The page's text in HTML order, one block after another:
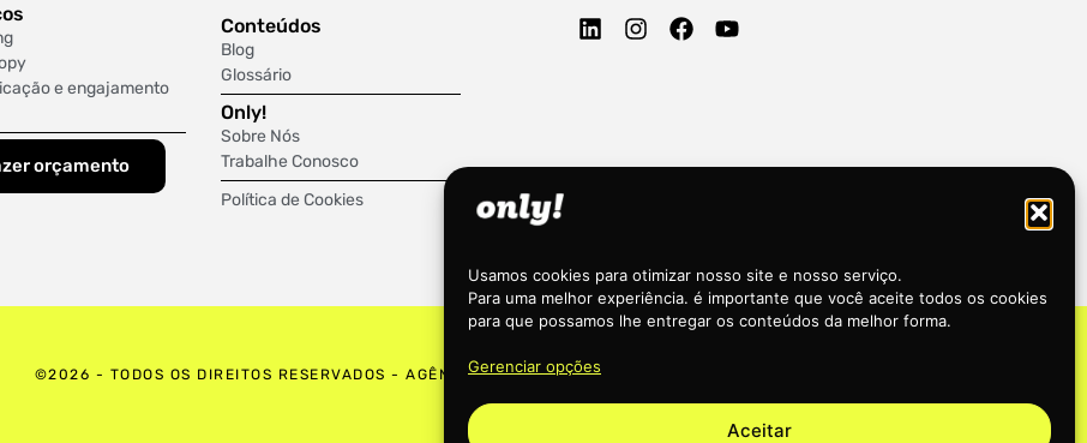
Usamos cookies para otimizar nosso site e nosso serviço.
Para uma melhor experiência. é importante que você aceite todos os cookies
para que possamos lhe entregar os conteúdos da melhor forma.
Gerenciar opções
Aceitar
e engajamento
orçamento
Conteúdos
Blog
Glossário
Only!
Sobre Nós
Trabalhe Conosco
Política de Cookies
©2026 - TODOS OS DIREITOS RESERVADOS - AGÊNCIA ONLY